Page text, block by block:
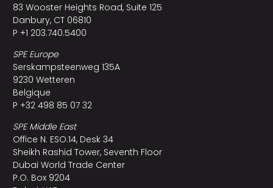
83 Wooster Heights Road, Suite 125
Danbury, CT 06810
P +1 203.740.5400
SPE Europe
Serskampsteenweg 135A
9230 Wetteren
Belgique
P +32 498 85 07 32
SPE Middle East
Office N. ESO:14, Desk 34
Sheikh Rashid Tower, Seventh Floor
Dubai World Trade Center
P.O. Box 9204